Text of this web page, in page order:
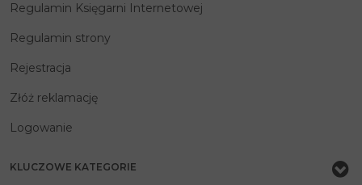
Regulamin Księgarni Internetowej
Regulamin strony
Rejestracja
Złóż reklamację
Logowanie
KLUCZOWE KATEGORIE